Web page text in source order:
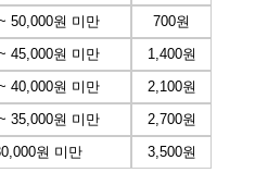
50,000원 미만
700원
45,000원 미만
1,400원
40,000원 미만
2,100원
35,000원 미만
2,700원
원 미만 3,500원